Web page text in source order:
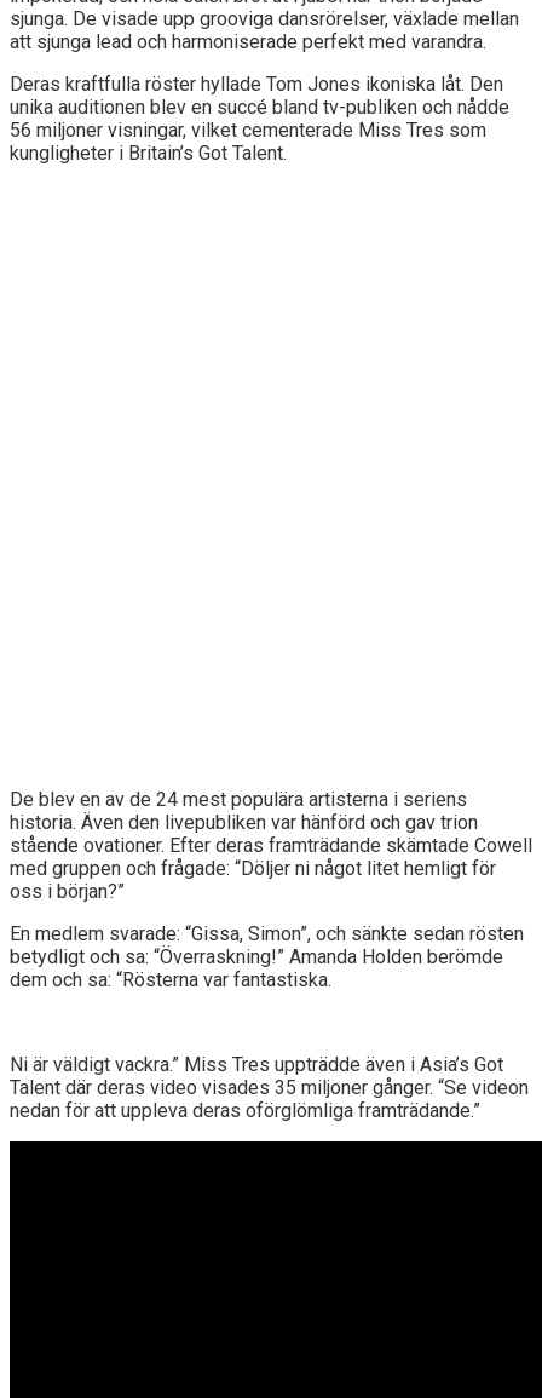
sjunga. De visade upp grooviga dansrörelser, växlade mellan
att sjunga lead och harmoniserade perfekt med varandra.
Deras kraftfulla röster hyllade Tom Jones ikoniska låt. Den
unika auditionen blev en succé bland tv-publiken och nådde
56 miljoner visningar, vilket cementerade Miss Tres som
kungligheter i Britain’s Got Talent.
De blev en av de 24 mest populära artisterna i seriens
historia. Även den livepubliken var hänförd och gav trion
stående ovationer. Efter deras framträdande skämtade Cowell
med gruppen och frågade: “Döljer ni något litet hemligt för
oss i början?”
En medlem svarade: “Gissa, Simon”, och sänkte sedan rösten
betydligt och sa: “Överraskning!” Amanda Holden berömde
dem och sa: “Rösterna var fantastiska.
Ni är väldigt vackra.” Miss Tres uppträdde även i Asia’s Got
Talent där deras video visades 35 miljoner gånger. “Se videon
nedan för att uppleva deras oförglömliga framträdande.”